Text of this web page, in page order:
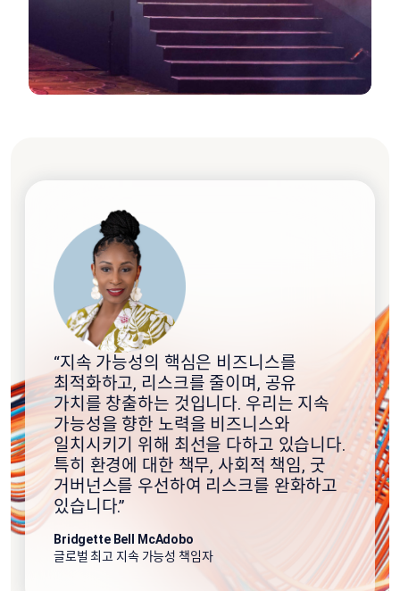
“지속 가능성의 핵심은 비즈니스를
최적화하고, 리스크를 줄이며, 공유
가치를 창출하는 것입니다. 우리는 지속
가능성을 향한 노력을 비즈니스와
일치시키기 위해 최선을 다하고 있습니다.
특히 환경에 대한 책무, 사회적 책임, 굿
거버넌스를 우선하여 리스크를 완화하고
있습니다.”
Bridgette Bell McAdobo
글로벌 최고 지속 가능성 책임자